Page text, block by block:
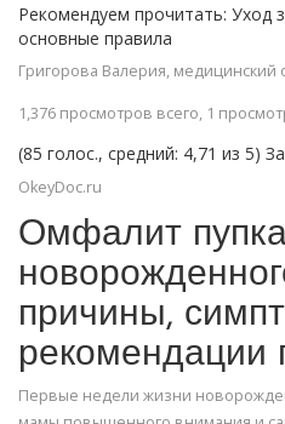
Рекомендуем прочитать: Уход
основные правила
Григорова Валерия, медицинский
1,376 просмотров всего, 1
(85 голос., средний: 4,71 из 5)
OkeyDoc.ru
Омфалит
причины,
рекомендации
Первые недели жизни